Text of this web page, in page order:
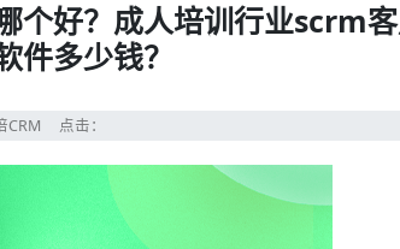
个好？成人培训行业scrm
件多少钱？
CRM 点击：